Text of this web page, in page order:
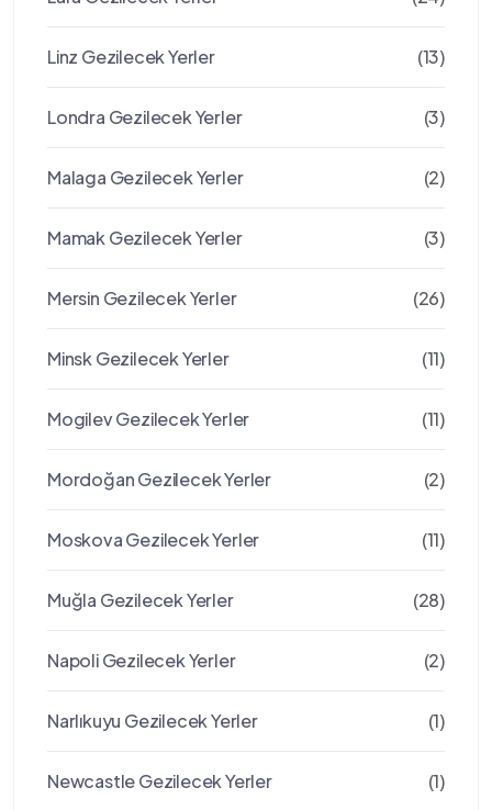
Linz Gezilecek Yerler (13)
Londra Gezilecek Yerler (3)
Malaga Gezilecek Yerler (2)
Mamak Gezilecek Yerler (3)
Mersin Gezilecek Yerler (26)
Minsk Gezilecek Yerler (11)
Mogilev Gezilecek Yerler (11)
Mordoğan Gezilecek Yerler (2)
Moskova Gezilecek Yerler (11)
Muğla Gezilecek Yerler (28)
Napoli Gezilecek Yerler (2)
Narlıkuyu Gezilecek Yerler (1)
Newcastle Gezilecek Yerler (1)